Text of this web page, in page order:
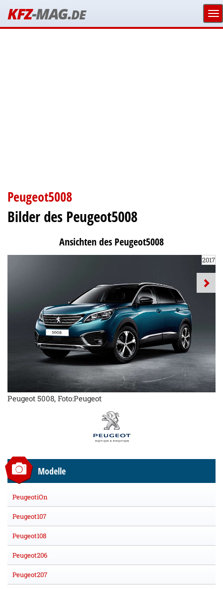
KFZ-MAG.DE
Peugeot5008
Bilder des Peugeot5008
Ansichten des Peugeot5008
2017
Peugeot 5008, Foto:Peugeot
Modelle
PeugeotiOn
Peugeot107
Peugeot108
Peugeot206
Peugeot207